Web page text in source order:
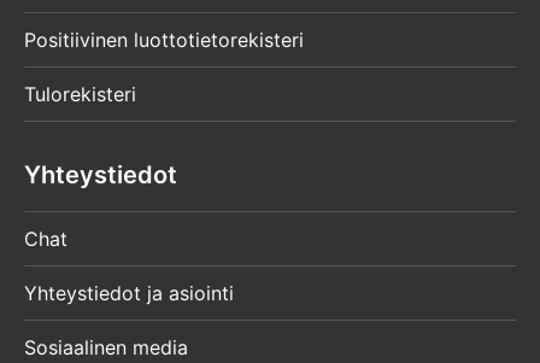
Positiivinen luottotietorekisteri
Tulorekisteri
Yhteystiedot
Chat
Yhteystiedot ja asiointi
Sosiaalinen media